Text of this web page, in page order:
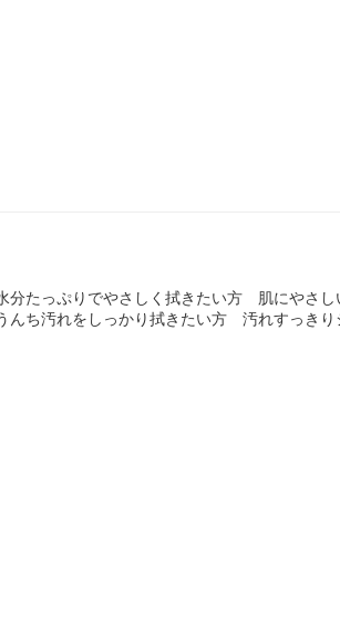
分たっぷりでやさしく拭きたい方 肌にやさ
んち汚れをしっかり拭きたい方 汚れすっき